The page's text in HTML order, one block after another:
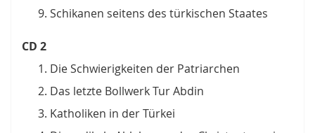
Schikanen seitens des türkischen Staates
CD 2
Die Schwierigkeiten der Patriarchen
Das letzte Bollwerk Tur Abdin
Katholiken in der Türkei